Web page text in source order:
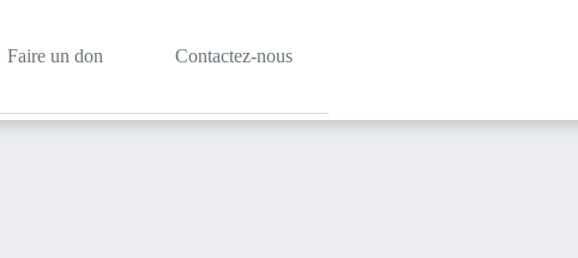
Faire un don Contactez-nous